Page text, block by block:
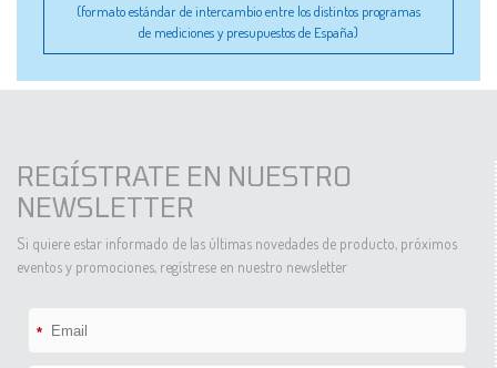
(formato estándar de intercambio entre los distintos programas
de mediciones y presupuestos de España)
REGÍSTRATE EN NUESTRO
NEWSLETTER
Si quiere estar informado de las últimas novedades de producto, próximos
eventos y promociones, regístrese en nuestro newsletter
*